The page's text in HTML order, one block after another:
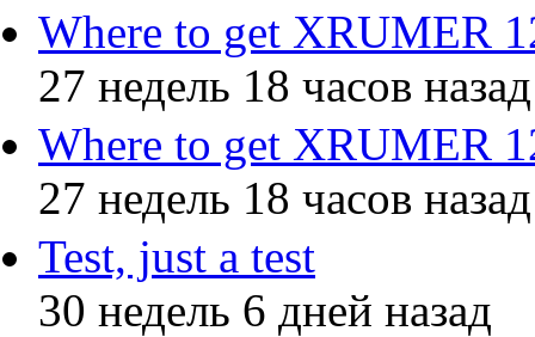
Where to get XRUMER
27 недель 18 часов назад
Where to get XRUMER
27 недель 18 часов назад
Test, just a test
30 недель 6 дней назад